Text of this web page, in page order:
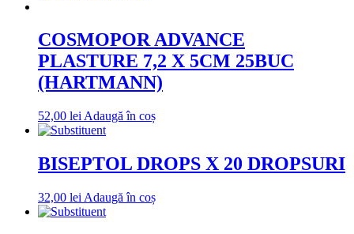
COSMOPOR ADVANCE
PLASTURE 7,2 X 5CM 25BUC
(HARTMANN)
52,00 lei Adaugă în coș
BISEPTOL DROPS X 20 DROPSURI
32,00 lei Adaugă în coș